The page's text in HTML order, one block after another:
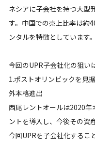
ネシアに子会社を持つ大型
す。中国での売上比率は約
ンタルを特徴としています。
今回のUPR子会社化の狙い
1.ポストオリンピックを見
外本格進出
西尾レントオールは2020
ントを導入し、今後その資
今回UPRを子会社化するこ